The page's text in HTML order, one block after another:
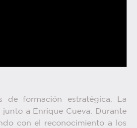
de formación estratégica. La
a Enrique Cueva. Durante
con el reconocimiento a los